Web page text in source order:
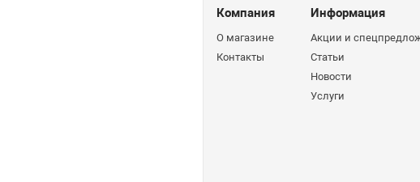
Компания
О магазине
Контакты
Информация
Акции и
Статьи
Новости
Услуги